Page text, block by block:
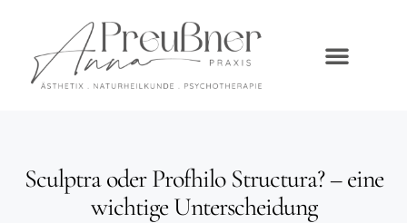
Sculptra oder Profhilo Structura? – eine
wichtige Unterscheidung